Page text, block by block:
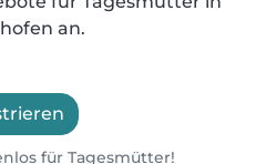
an.
für Tagesmütter!